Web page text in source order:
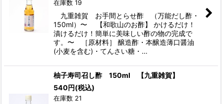
在庫数 19
九重雑賀 お手間とらせ酢 （万能だし酢・
150ml）〜 【和歌山のお酢】 かけるだけ！
漬けるだけ！簡単に美味しい酢の物の完成で
す。〜 ［原材料］ 醸造酢・本醸造薄口醤油
(小麦を含む)・てんさい糖・…
柚子寿司召し酢 150ml 【九重雑賀】
540円(税込)
在庫数 21